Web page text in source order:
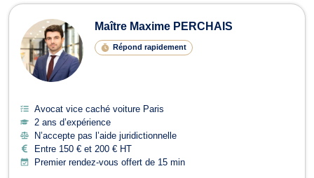
Maître Maxime PERCHAIS
Répond rapidement
Avocat vice caché voiture Paris
2 ans d’expérience
N’accepte pas l’aide juridictionnelle
Entre 150 € et 200 € HT
Premier rendez-vous offert de 15 min